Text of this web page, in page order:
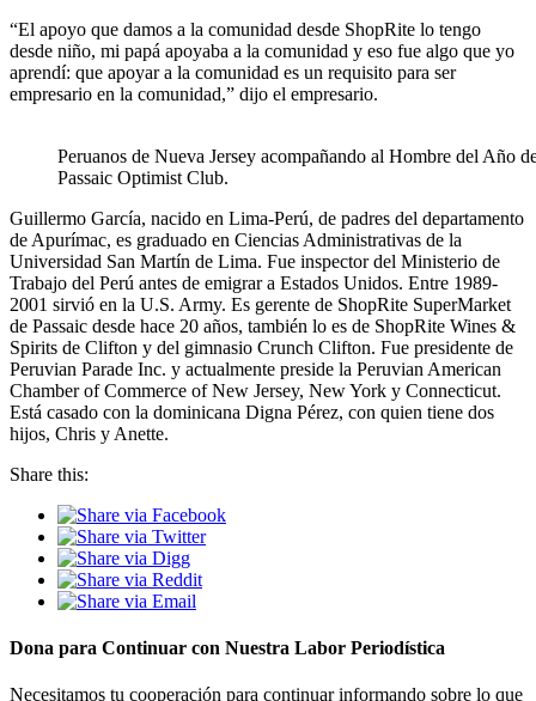
“El apoyo que damos a la comunidad desde ShopRite lo tengo
desde niño, mi papá apoyaba a la comunidad y eso fue algo que yo
aprendí: que apoyar a la comunidad es un requisito para ser
empresario en la comunidad,” dijo el empresario.
Peruanos de Nueva Jersey acompañando al Hombre del Año
Passaic Optimist Club.
Guillermo García, nacido en Lima-Perú, de padres del departamento
de Apurímac, es graduado en Ciencias Administrativas de la
Universidad San Martín de Lima. Fue inspector del Ministerio de
Trabajo del Perú antes de emigrar a Estados Unidos. Entre 1989-
2001 sirvió en la U.S. Army. Es gerente de ShopRite SuperMarket
de Passaic desde hace 20 años, también lo es de ShopRite Wines &
Spirits de Clifton y del gimnasio Crunch Clifton. Fue presidente de
Peruvian Parade Inc. y actualmente preside la Peruvian American
Chamber of Commerce of New Jersey, New York y Connecticut.
Está casado con la dominicana Digna Pérez, con quien tiene dos
hijos, Chris y Anette.
Share this:
Dona para Continuar con Nuestra Labor Periodística
Necesitamos tu cooperación para continuar informando sobre lo que